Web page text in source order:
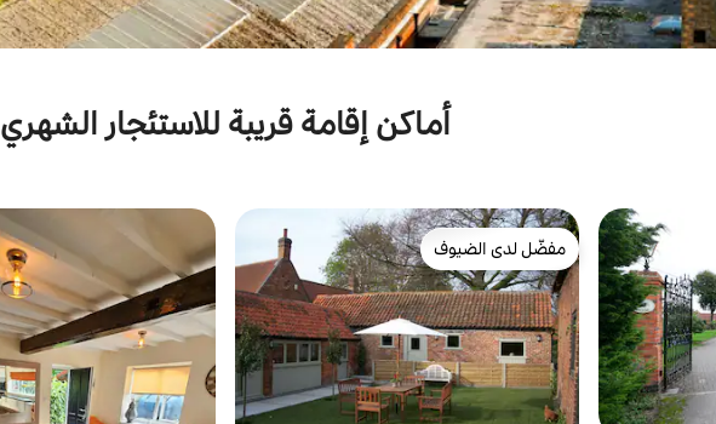
أماكن إقامة قريبة للاستئجار الشهري
مفضّل لدى الضيوف
مفضّل لدى الضيوف